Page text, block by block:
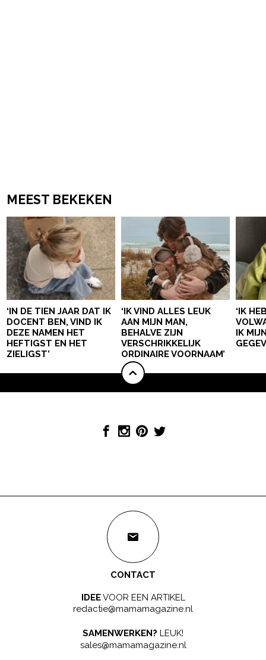
MEEST BEKEKEN
‘IN DE TIEN JAAR DAT IK
DOCENT BEN, VIND IK
DEZE NAMEN HET
HEFTIGST EN HET
ZIELIGST’
‘IK VIND ALLES LEUK
AAN MIJN MAN,
BEHALVE ZIJN
VERSCHRIKKELIJK
ORDINAIRE VOORNAAM’
‘IK
IK
CONTACT
IDEEVOOR EEN ARTIKEL
redactie@mamamagazine.nl
SAMENWERKEN? LEUK!
sales@mamamagazine.nl